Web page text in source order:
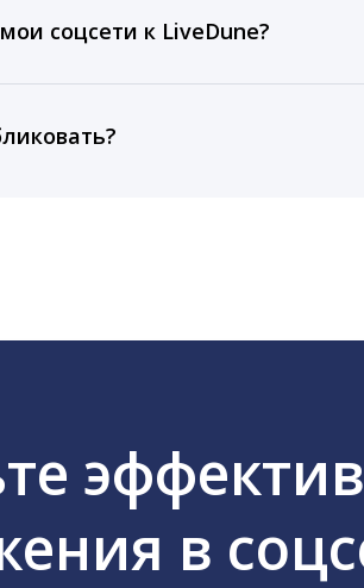
оплате тарифа Бизнес
соцсети к LiveDune?
в